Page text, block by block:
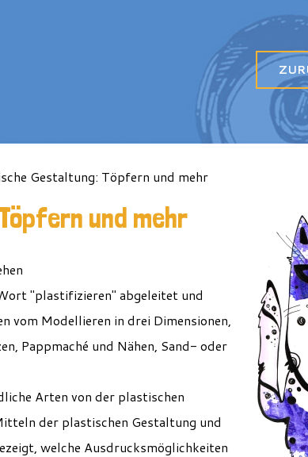
Gestaltung: Töpfern und mehr
und mehr
t"plastifizieren" abgeleitet und
vom Modellieren in drei Dimensionen,
Pappmaché und Nähen, Sand- oder
Arten von der plastischen
der plastischen Gestaltung und
welche Ausdrucksmöglichkeiten